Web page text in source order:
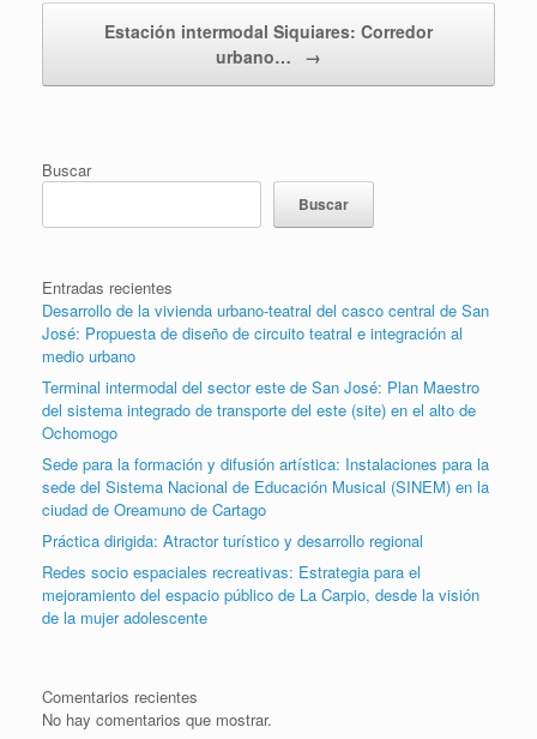
Estación intermodal Siquiares: Corredor
urbano…
→
Buscar
Buscar
Entradas recientes
Desarrollo de la vivienda urbano-teatral del casco central de San
José: Propuesta de diseño de circuito teatral e integración al
medio urbano
Terminal intermodal del sector este de San José: Plan Maestro
del sistema integrado de transporte del este (site) en el alto de
Ochomogo
Sede para la formación y difusión artística: Instalaciones para la
sede del Sistema Nacional de Educación Musical (SINEM) en la
ciudad de Oreamuno de Cartago
Práctica dirigida: Atractor turístico y desarrollo regional
Redes socio espaciales recreativas: Estrategia para el
mejoramiento del espacio público de La Carpio, desde la visión
de la mujer adolescente
Comentarios recientes
No hay comentarios que mostrar.